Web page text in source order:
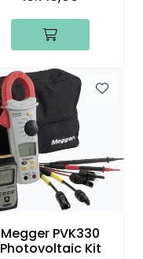
Megger PVK330
Photovoltaic Kit